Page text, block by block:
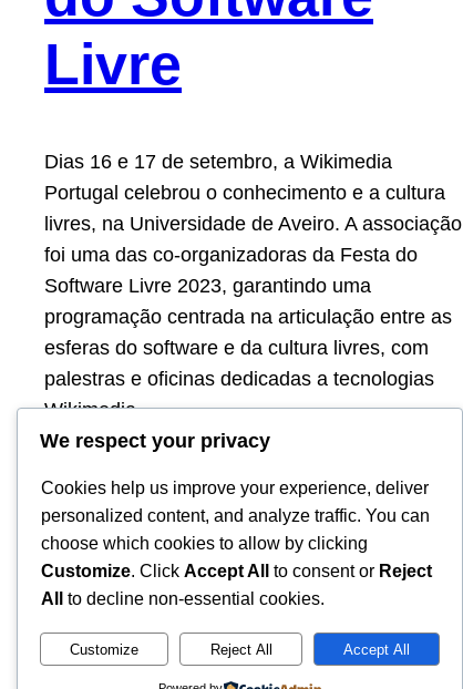
Livre
Dias 16 e 17 de setembro, a Wikimedia
Portugal celebrou o conhecimento e a cultura
livres, na Universidade de Aveiro. A associação
foi uma das co-organizadoras da Festa do
Software Livre 2023, garantindo uma
programação centrada na articulação entre as
esferas do software e da cultura livres, com
palestras e oficinas dedicadas a tecnologias
Wikimedia…
18/09/2023
We respect your privacy
Cookies help us improve your experience, deliver
personalized content, and analyze traffic. You can
choose which cookies to allow by clicking
Customize. Click Accept All to consent or Reject
All
to decline non-essential cookies.
Customize Reject All Accept All